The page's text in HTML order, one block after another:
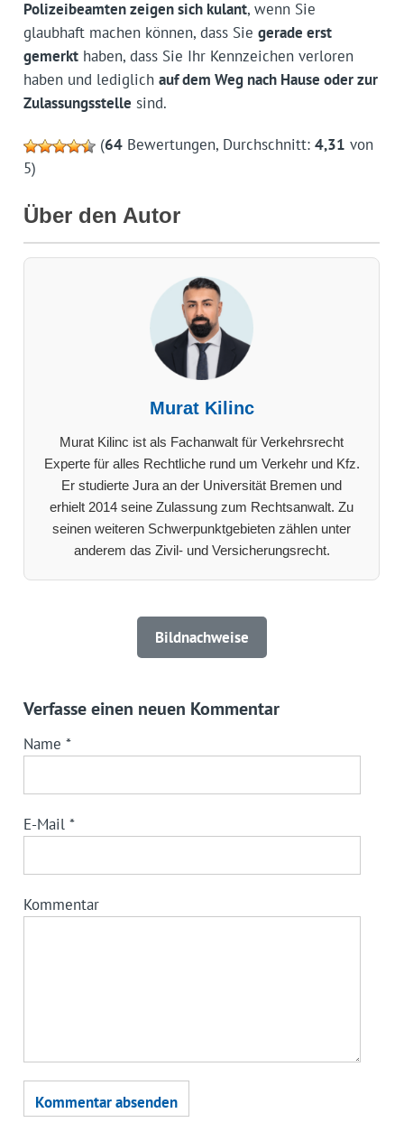
Polizeibeamten zeigen sich kulant, wenn Sie
glaubhaft machen können, dass Sie gerade erst
gemerkthaben, dass Sie Ihr Kennzeichen verloren
haben und lediglich auf dem Weg nach Hause oder zur
Zulassungsstelle sind.
(64Bewertungen, Durchschnitt: 4,31 von
5)
Über den Autor
Murat Kilinc
Murat Kilinc ist als Fachanwalt für Verkehrsrecht
Experte für alles Rechtliche rund um Verkehr und Kfz.
Er studierte Jura an der Universität Bremen und
erhielt 2014 seine Zulassung zum Rechtsanwalt. Zu
seinen weiteren Schwerpunktgebieten zählen unter
anderem das Zivil- und Versicherungsrecht.
Bildnachweise
Verfasse einen neuen Kommentar
Name *
E-Mail *
Kommentar